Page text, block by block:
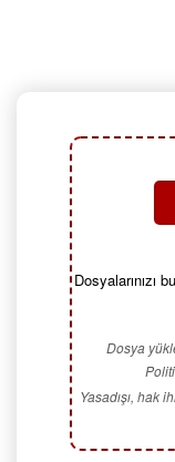
Dosyalarınızı
Dosya
Yasadışı, hak